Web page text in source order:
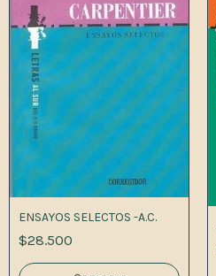
ENSAYOS SELECTOS -A.C.
$28.500